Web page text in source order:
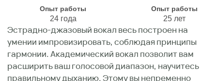
Опыт работы
24 года
Опыт работы
25 лет
Эстрадно-джазовый вокал весь построен на
умении импровизировать, соблюдая принципы
гармонии. Академический вокал позволит вам
расширить ваш голосовой диапазон, научитесь
правильному дыханию. Этому вы непременно